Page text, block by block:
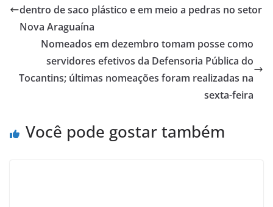
dentro de saco plástico e em meio a pedras no setor
Nova Araguaína
Nomeados em dezembro tomam posse como
servidores efetivos da Defensoria Pública do
Tocantins; últimas nomeações foram realizadas na
sexta-feira
Você pode gostar também